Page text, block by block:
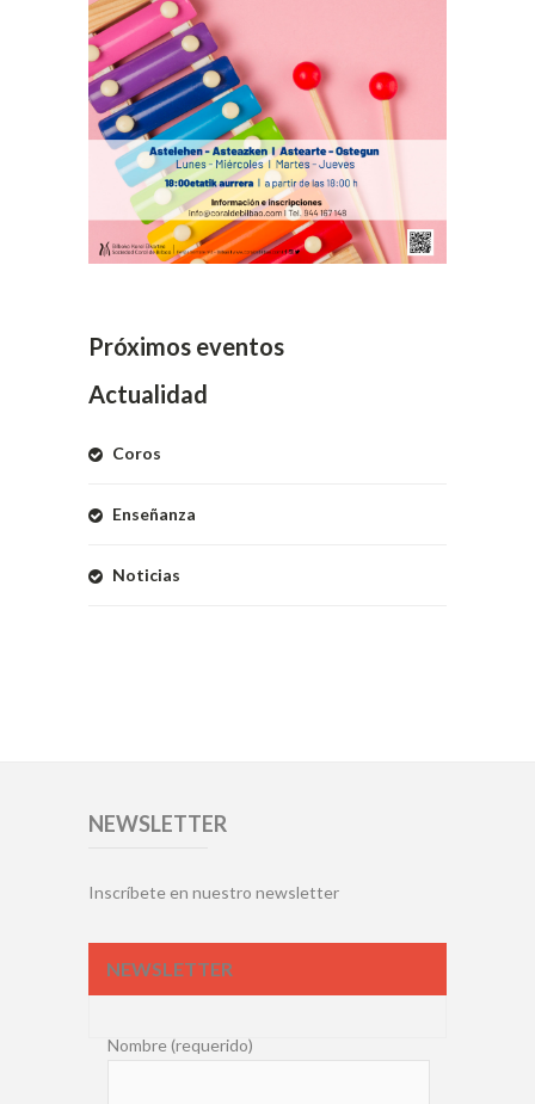
Próximos eventos
Actualidad
Coros
Enseñanza
Noticias
NEWSLETTER
Inscríbete en nuestro newsletter
NEWSLETTER
Nombre (requerido)